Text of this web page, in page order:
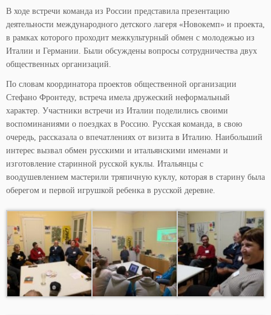
В ходе встречи команда из России представила презентацию
деятельности международного детского лагеря «Новокемп» и проекта,
в рамках которого проходит межкультурный обмен с молодежью из
Италии и Германии. Были обсуждены вопросы сотрудничества двух
общественных организаций.
По словам координатора проектов общественной организации
Стефано Фронтеду, встреча имела дружеский неформальный
характер. Участники встречи из Италии поделились своими
воспоминаниями о поездках в Россию. Русская команда, в свою
очередь, рассказала о впечатлениях от визита в Италию. Наибольший
интерес вызвал обмен русскими и итальянскими именами и
изготовление старинной русской куклы. Итальянцы с
воодушевлением мастерили тряпичную куклу, которая в старину была
оберегом и первой игрушкой ребенка в русской деревне.